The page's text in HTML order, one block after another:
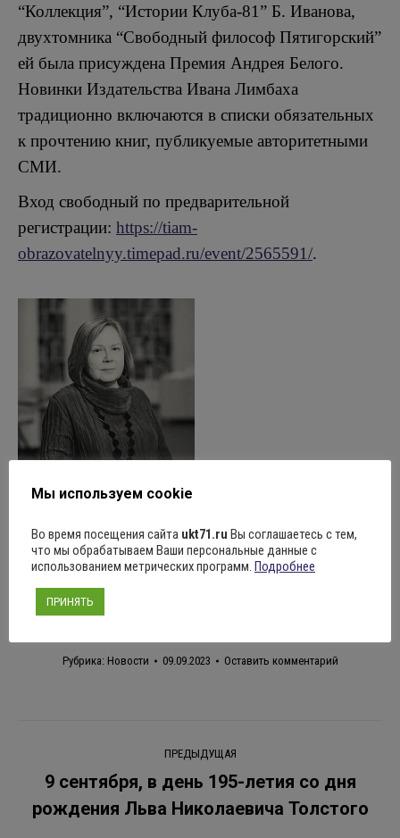
“Коллекция”, “Истории Клуба-81” Б. Иванова,
двухтомника “Свободный философ Пятигорский”
ей была присуждена Премия Андрея Белого.
Новинки Издательства Ивана Лимбаха
традиционно включаются в списки обязательных
к прочтению книг, публикуемые авторитетными
СМИ.
Вход свободный по предварительной
регистрации: https://tiam-
obrazovatelnyy.timepad.ru/event/2565591/.
Поделиться
Рубрика: Новости 09.09.2023 Оставить комментарий
Навигация
по
записям
ПРЕДЫДУЩАЯ
запись:
9 сентября, в день 195-летия со дня
рождения Льва Николаевича Толстого
Мы используем cookie
Во время посещения сайта ukt71.ru Вы соглашаетесь с тем,
что мы обрабатываем Ваши персональные данные с
использованием метрических программ. Подробнее
ПРИНЯТЬ